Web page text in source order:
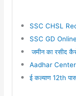
SSC CHSL
SSC GD
जमीन का रसीद
Aadhar
ई कल्याण 12th